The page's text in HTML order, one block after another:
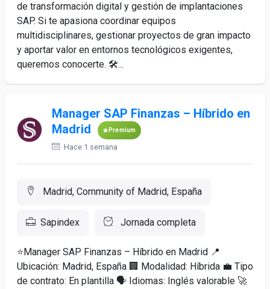
de transformación digital y gestión de implantaciones
SAP. Si te apasiona coordinar equipos
multidisciplinares, gestionar proyectos de gran impacto
y aportar valor en entornos tecnológicos exigentes,
queremos conocerte. 🛠️...
Manager SAP Finanzas – Híbrido en
Madrid
Premium
Hace 1 semana
Madrid, Community of Madrid, España
Sapindex Jornada completa
⭐Manager SAP Finanzas – Híbrido en Madrid 📍
Ubicación: Madrid, España 🏢 Modalidad: Híbrida 💼 Tipo
de contrato: En plantilla 🗣️ Idiomas: Inglés valorable 🚀